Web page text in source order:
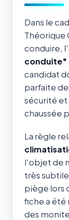
Dans le
Théorique
conduire,
conduite"
candidat
parfaite
sécurité et
chaussée
La règle
l'objet de
très
piège lors
fiche a été
des